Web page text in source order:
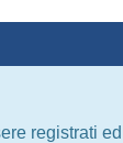
registrati